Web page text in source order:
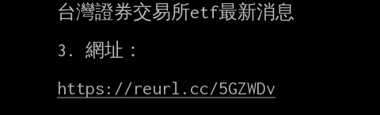
台灣證券交易所etf最新消息
3. 網址：
https://reurl.cc/5GZWDv